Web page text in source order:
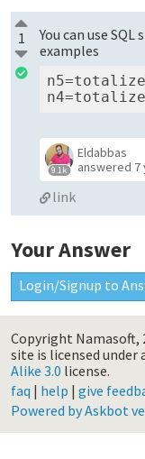
1
You can use
examples
9.1k
Eldabbas
answered 7
link
Your Answer
Login/Signup to
Copyright Namasoft,
site is licensed under
Alike 3.0 license.
faq | help | give
Powered by Askbot